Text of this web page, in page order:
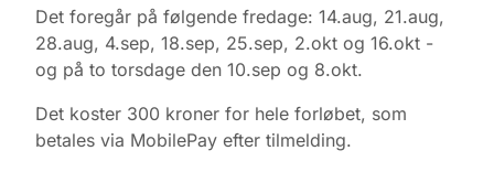
Det foregår på følgende fredage: 14.aug, 21.aug,
28.aug, 4.sep, 18.sep, 25.sep, 2.okt og 16.okt -
og på to torsdage den 10.sep og 8.okt.
Det koster 300 kroner for hele forløbet, som
betales via MobilePay efter tilmelding.